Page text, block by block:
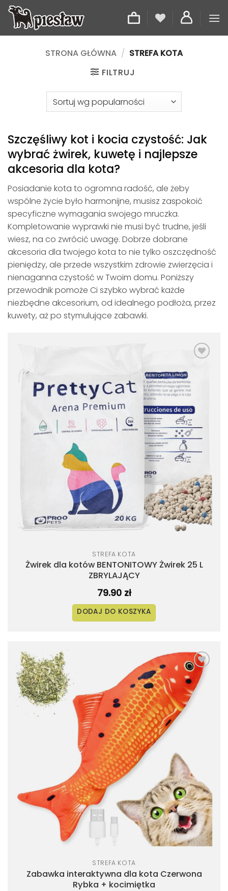
Przewiń
zawartości
STRONA GŁÓWNA / STREFA KOTA
FILTRUJ
Szczęśliwy kot i kocia czystość: Jak
wybrać żwirek, kuwetę i najlepsze
akcesoria dla kota?
Posiadanie kota to ogromna radość, ale żeby
wspólne życie było harmonijne, musisz zaspokoić
specyficzne wymagania swojego mruczka.
Kompletowanie wyprawki nie musi być trudne, jeśli
wiesz, na co zwrócić uwagę. Dobrze dobrane
akcesoria dla twojego kota to nie tylko oszczędność
pieniędzy, ale przede wszystkim zdrowie zwierzęcia i
nienaganna czystość w Twoim domu. Poniższy
przewodnik pomoże Ci szybko wybrać każde
niezbędne akcesorium, od idealnego podłoża, przez
kuwety, aż po stymulujące zabawki.
życzeń
STREFA KOTA
Żwirek dla kotów BENTONITOWY Żwirek 25 L
ZBRYLAJĄCY
79.90 zł
DODAJ DO KOSZYKA
Dodaj
do
listy
życzeń
STREFA KOTA
Zabawka interaktywna dla kota Czerwona
Rybka + kocimiętka